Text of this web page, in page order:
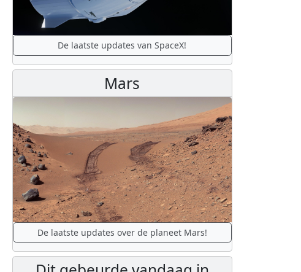
De laatste updates van SpaceX!
Mars
De laatste updates over de planeet Mars!